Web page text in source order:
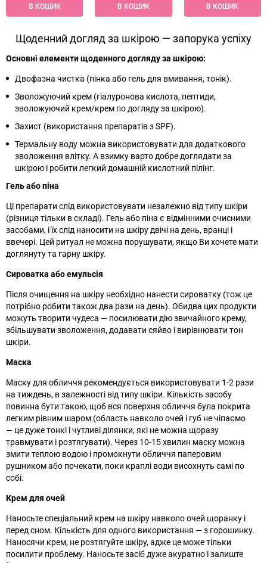
В КОШИК В КОШИК В КОШИК
Щоденний догляд за шкірою — запорука успіху
Основні елементи щоденного догляду за шкірою:
Двофазна чистка (пінка або гель для вмивання, тонік).
Зволожуючий крем (гіалуронова кислота, пептиди,
зволожуючий крем/крем по догляду за шкірою).
Захист (використання препаратів з SPF).
Термальну воду можна використовувати для додаткового
зволоження влітку. А взимку варто добре доглядати за
шкірою і робити легкий домашній кислотний пілінг.
Гель або піна
Ці препарати слід використовувати незалежно від типу шкіри
(різниця тільки в складі). Гель або піна є відмінними очисними
засобами, і їх слід наносити на шкіру двічі на день, вранці і
ввечері. Цей ритуал не можна порушувати, якщо Ви хочете мати
доглянуту та гарну шкіру.
Сироватка або емульсія
Після очищення на шкіру необхідно нанести сироватку (тож це
потрібно робити також два рази на день). Обидва цих продукти
можуть творити чудеса — посилювати дію звичайного крему,
збільшувати зволоження, додавати сяйво і вирівнювати тон
шкіри.
Маска
Маску для обличчя рекомендується використовувати 1-2 рази
на тиждень, в залежності від типу шкіри. Кількість засобу
повинна бути такою, щоб вся поверхня обличчя була покрита
легким рівним шаром (область навколо очей і губ не чіпаємо
— це дуже тонкі і чутливі ділянки, які не можна щоразу
травмувати і розтягувати). Через 10-15 хвилин маску можна
змити теплою водою і промокнути обличчя паперовим
рушником або почекати, поки краплі води висохнуть самі по
собі.
Крем для очей
Наносьте спеціальний крем на шкіру навколо очей щоранку і
перед сном. Кількість для одного використання — з горошинку.
Наносячи крем, не розтягуйте шкіру, адже це може тільки
посилити проблему. Наносьте засіб дуже акуратно і залиште